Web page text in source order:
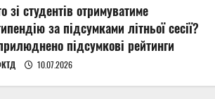
зі студентів отримуватиме
за підсумками літньої сесії?
підсумкові рейтинги
10.07.2026